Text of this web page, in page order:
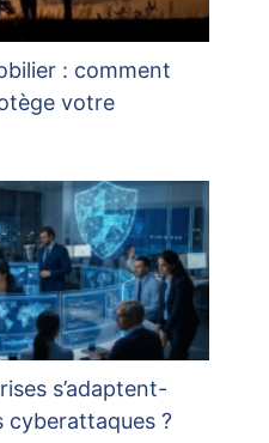
: comment
votre
s’adaptent-
cyberattaques ?